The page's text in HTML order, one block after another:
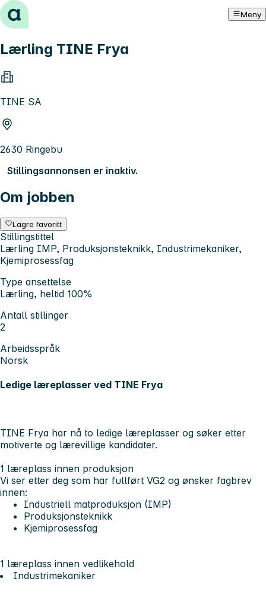
Hopp til innhold Meny
Lærling TINE Frya
TINE SA
2630 Ringebu
Stillingsannonsen er inaktiv.
Om jobben
Lagre favoritt
Stillingstittel
Lærling IMP, Produksjonsteknikk, Industrimekaniker,
Kjemiprosessfag
Type ansettelse
Lærling, heltid 100%
Antall stillinger
2
Arbeidsspråk
Norsk
Ledige læreplasser ved TINE Frya
TINE Frya har nå to ledige læreplasser og søker etter
motiverte og lærevillige kandidater.
1 læreplass innen produksjon
Vi ser etter deg som har fullført VG2 og ønsker fagbrev
innen:
Industriell matproduksjon (IMP)
Produksjonsteknikk
Kjemiprosessfag
1 læreplass innen vedlikehold
Industrimekaniker